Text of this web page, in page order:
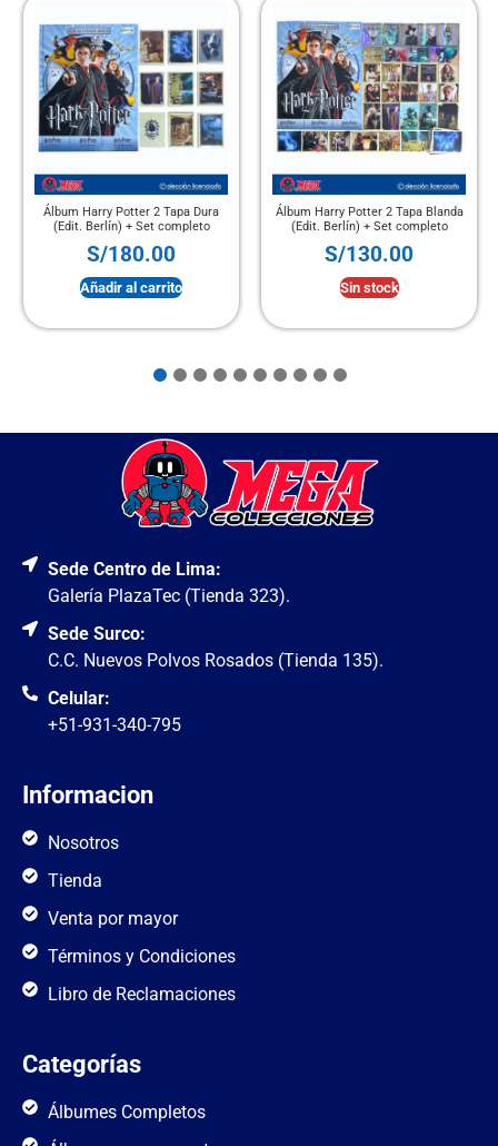
Álbum Harry Potter 2 Tapa Blanda
(Edit. Berlín) + Set completo
S/130.00
Sin stock
Álbum Tapa Dura Enciclopedia
TCG Pokémon + Set completo
S/240.00
Añadir al carrito
Sede Centro de Lima:
Galería PlazaTec (Tienda 323).
Sede Surco:
C.C. Nuevos Polvos Rosados (Tienda 135).
Celular:
+51-931-340-795
Informacion
Nosotros
Tienda
Venta por mayor
Términos y Condiciones
Libro de Reclamaciones
Categorías
Álbumes Completos